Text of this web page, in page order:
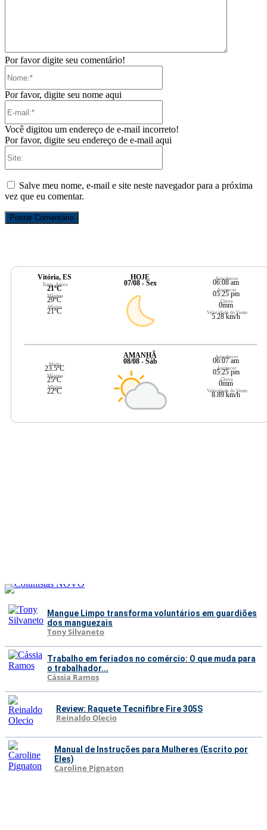
Por favor digite seu comentário!
Por favor, digite seu nome aqui
Você digitou um endereço de e-mail incorreto!
Por favor, digite seu endereço de e-mail aqui
Salve meu nome, e-mail e site neste navegador para a próxima
vez que eu comentar.
Vitória, ES
Temp. Agora
21ºC
Máxima
29ºC
Mínima
21ºC
HOJE
07/08 - Sex
Amanhecer
06:08 am
Anoitecer
05:25 pm
Chuva
0mm
Velocidade do Vento
5.28 km/h
Média
23.5ºC
Máxima
25ºC
Mínima
22ºC
AMANHÃ
08/08 - Sáb
Amanhecer
06:07 am
Anoitecer
05:25 pm
Chuva
0mm
Velocidade do Vento
8.89 km/h
Mangue Limpo transforma voluntários em guardiões
dos manguezais
Tony Silvaneto
Trabalho em feriados no comércio: O que muda para
o trabalhador...
Cássia Ramos
Review: Raquete Tecnifibre Fire 305S
Reinaldo Olecio
Manual de Instruções para Mulheres (Escrito por
Eles)
Caroline Pignaton